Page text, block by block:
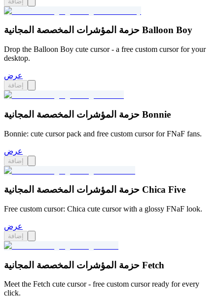
حزمة المؤشرات المخصصة المجانية Balloon Boy
Drop the Balloon Boy cute cursor - a free custom cursor for your
desktop.
عرض
إضافة
حزمة المؤشرات المخصصة المجانية Bonnie
Bonnie: cute cursor pack and free custom cursor for FNaF fans.
عرض
إضافة
حزمة المؤشرات المخصصة المجانية Chica Five
Free custom cursor: Chica cute cursor with a glossy FNaF look.
عرض
إضافة
حزمة المؤشرات المخصصة المجانية Fetch
Meet the Fetch cute cursor - free custom cursor ready for every
click.